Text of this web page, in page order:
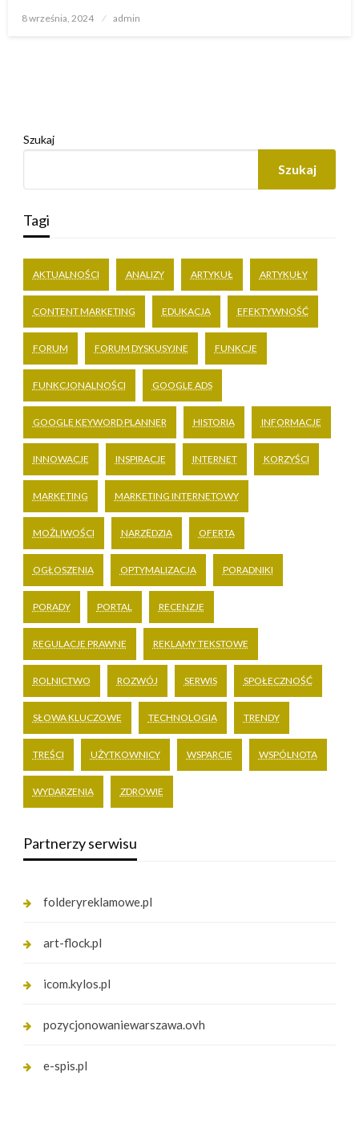
Opublikowane
8 września, 2024 admin
Szukaj
Szukaj
Tagi
AKTUALNOŚCI ANALIZY ARTYKUŁ ARTYKUŁY
CONTENT MARKETING EDUKACJA EFEKTYWNOŚĆ
FORUM FORUM DYSKUSYJNE FUNKCJE
FUNKCJONALNOŚCI GOOGLE ADS
GOOGLE KEYWORD PLANNER HISTORIA INFORMACJE
INNOWACJE INSPIRACJE INTERNET KORZYŚCI
MARKETING MARKETING INTERNETOWY
MOŻLIWOŚCI NARZĘDZIA OFERTA
OGŁOSZENIA OPTYMALIZACJA PORADNIKI
PORADY PORTAL RECENZJE
REGULACJE PRAWNE REKLAMY TEKSTOWE
ROLNICTWO ROZWÓJ SERWIS SPOŁECZNOŚĆ
SŁOWA KLUCZOWE TECHNOLOGIA TRENDY
TREŚCI UŻYTKOWNICY WSPARCIE WSPÓLNOTA
WYDARZENIA ZDROWIE
Partnerzy serwisu
folderyreklamowe.pl
art-flock.pl
icom.kylos.pl
pozycjonowaniewarszawa.ovh
e-spis.pl